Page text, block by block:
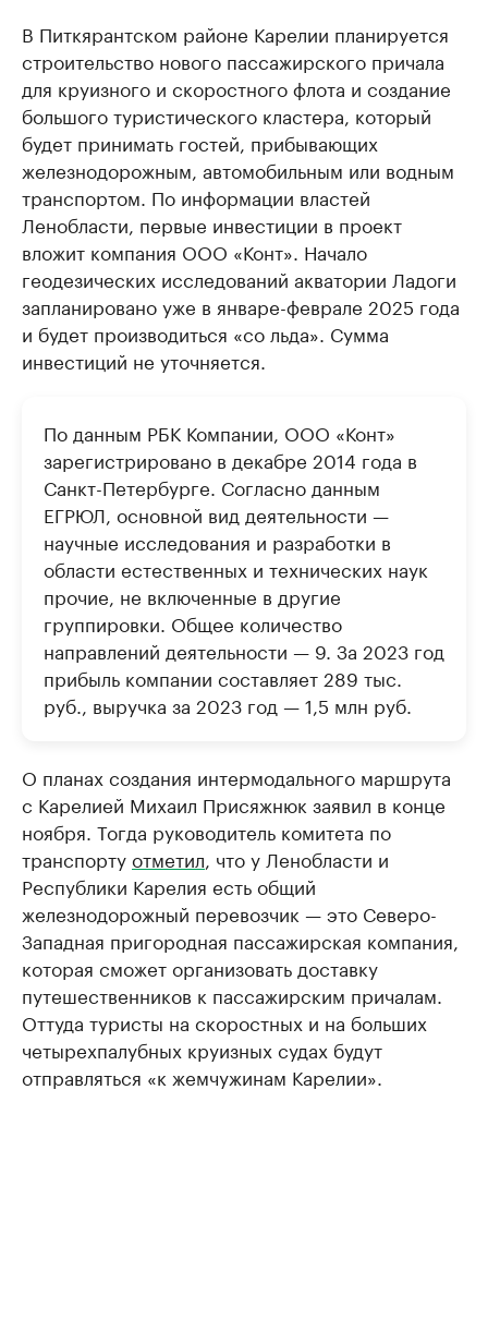
В Питкярантском районе Карелии планируется
строительство нового пассажирского причала
для круизного и скоростного флота и создание
большого туристического кластера, который
будет принимать гостей, прибывающих
железнодорожным, автомобильным или водным
транспортом. По информации властей
Ленобласти, первые инвестиции в проект
вложит компания ООО «Конт». Начало
геодезических исследований акватории Ладоги
запланировано уже в январе-феврале 2025 года
и будет производиться «со льда». Сумма
инвестиций не уточняется.
По данным РБК Компании, ООО «Конт»
зарегистрировано в декабре 2014 года в
Санкт-Петербурге. Согласно данным
ЕГРЮЛ, основной вид деятельности —
научные исследования и разработки в
области естественных и технических наук
прочие, не включенные в другие
группировки. Общее количество
направлений деятельности — 9. За 2023 год
прибыль компании составляет 289 тыс.
руб., выручка за 2023 год — 1,5 млн руб.
О планах создания интермодального маршрута
с Карелией Михаил Присяжнюк заявил в конце
ноября. Тогда руководитель комитета по
транспортуотметил, что у Ленобласти и
Республики Карелия есть общий
железнодорожный перевозчик — это Северо-
Западная пригородная пассажирская компания,
которая сможет организовать доставку
путешественников к пассажирским причалам.
Оттуда туристы на скоростных и на больших
четырехпалубных круизных судах будут
отправляться «к жемчужинам Карелии».